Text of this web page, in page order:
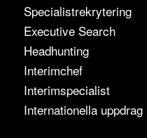
Specialistrekrytering
Executive Search
Headhunting
Interimchef
Interimspecialist
Internationella uppdrag